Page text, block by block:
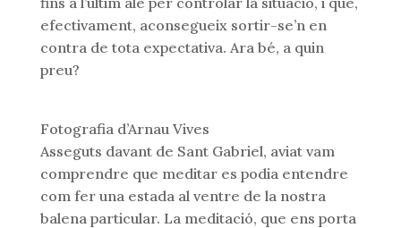
efectivament, aconsegueix sortir-se’n en
contra de tota expectativa. Ara bé, a quin
preu?
Fotografia d’Arnau Vives
Asseguts davant de Sant Gabriel, aviat vam
comprendre que meditar es podia entendre
com fer una estada al ventre de la nostra
balena particular. La meditació, que ens porta